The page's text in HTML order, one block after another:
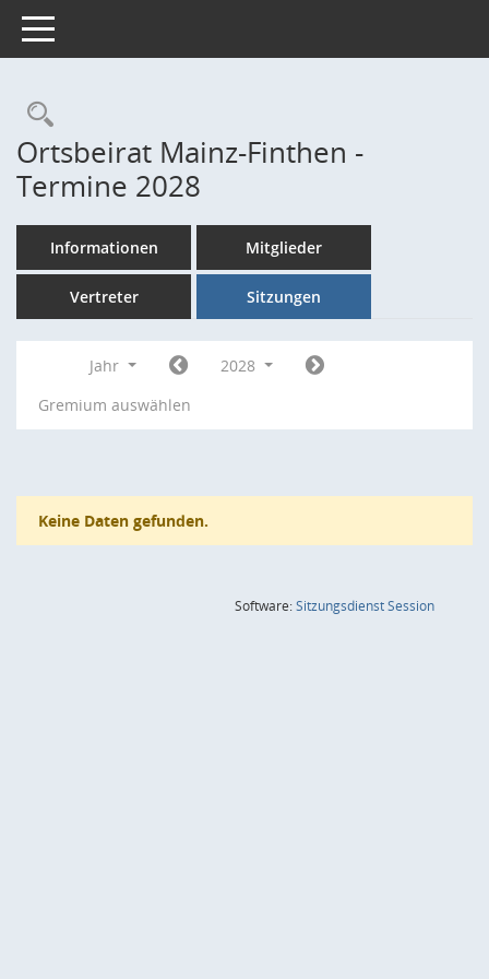
Toggle navigation
Rechercheauswahl
Ortsbeirat Mainz-Finthen -
Termine 2028
Informationen Mitglieder
Vertreter Sitzungen
Jahr
2028
Gremium auswählen
Keine Daten gefunden.
Software:SitzungsdienstSession(Wird in